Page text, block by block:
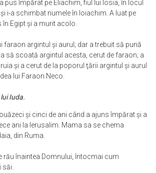
pus împărat pe Eliachim, fiul lui Iosia, în locul
i-a schimbat numele în Ioiachim. A luat pe
în Egipt şi a murit acolo.
faraon argintul şi aurul; dar a trebuit să pună
să scoată argintul acesta, cerut de faraon; a
şi a cerut de la poporul ţării argintul şi aurul
lui Faraon Neco.
Iuda.
şi cinci de ani când a ajuns împărat şi a
ani la Ierusalim. Mama sa se chema
din Ruma.
rău înaintea Domnului, întocmai cum